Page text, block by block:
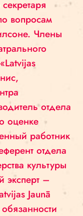
вопросам
Члены
отдела
оценке
работник
отдела
культуры
эксперт –
Jaunā